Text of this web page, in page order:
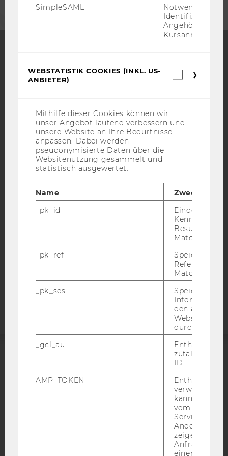
IMPRESSUM
BARRIEREFREIHEITSERKLÄRUNG WEBSEITE
DATENSCHUTZERKLÄRUNG
DATENSCHUTZERKLÄRUNG SOCIAL MEDIA
STUDIENBEWERBER*INNEN UND STUDIERENDE
Barrierefreiheitserklärung
EQUIS
SimpleSAML
Notwendig zur
Identifizierung
Angehörige/r für
Kursanmeldung.
WEBSTATISTIK COOKIES (INKL. US-
ANBIETER)
Mithilfe dieser Cookies können wir
unser Angebot laufend verbessern und
unsere Website an Ihre Bedürfnisse
anpassen. Dabei werden
pseudonymisierte Daten über die
Websitenutzung gesammelt und
statistisch ausgewertet.
Name
Zweck
_pk_id
Eindeutige
Besuchers
Matomo.
_pk_ref
Speicherung
Referrers
Matomo.
_pk_ses
Speicherung
den aktuellen
durch
_gcl_au
Enthält eine
ID.
AMP_TOKEN
Enthält ein
verwendet
kann, um
vom AMP-
Service
Andere
zeigen Opt-
Anfrage im
einen Fehler